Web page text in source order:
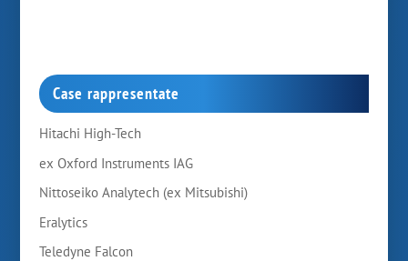
Case rappresentate
Hitachi High-Tech
ex Oxford Instruments IAG
Nittoseiko Analytech (ex Mitsubishi)
Eralytics
Teledyne Falcon